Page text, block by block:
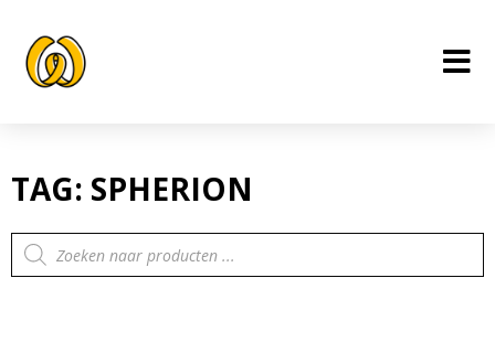
inhoud
TAG: SPHERION
Producten
zoeken